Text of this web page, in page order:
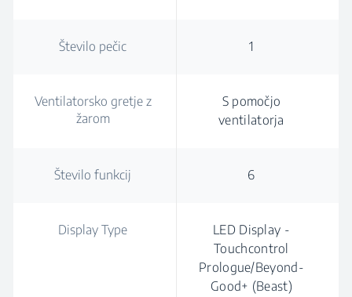
Število pečic 1
Ventilatorsko gretje z
žarom
S pomočjo
ventilatorja
Število funkcij 6
Display Type
LED Display -
Touchcontrol
Prologue/Beyond-
Good+ (Beast)